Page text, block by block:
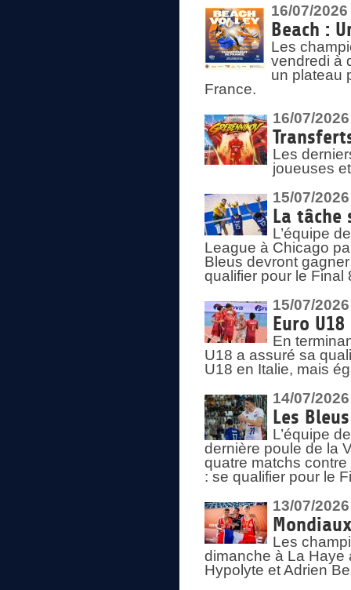
16/07/2026
Beach :
Les
vendredi à
un plateau
France.
16/07/2026
Les
joueuses
15/07/2026
La tâche
L’équipe
League à Chicago
Bleus devront
qualifier pour le Final
15/07/2026
Euro
En
U18 a assuré sa
U18 en Italie, mais
14/07/2026
Les
L’équipe
dernière poule de la
quatre matchs
: se qualifier pour le
13/07/2026
Les
dimanche à La Haye
Hypolyte et Adrien